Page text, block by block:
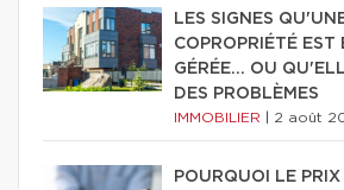
LES SIGNES
COPROPRIÉTÉ EST
GÉRÉE… OU
DES PROBLÈMES
IMMOBILIER 2 août
POURQUOI LE PRIX